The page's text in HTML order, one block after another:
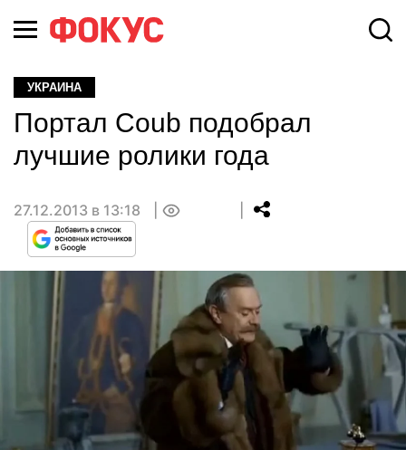
УКРАИНА
Портал Coub подобрал
лучшие ролики года
27.12.2013 в 13:18